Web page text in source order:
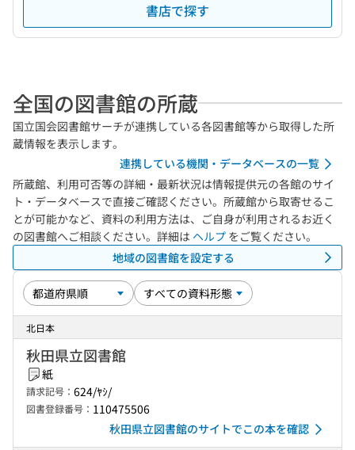
書店で探す
全国の図書館の所蔵
国立国会図書館サーチが連携している各図書館等から取得した所
蔵情報を表示します。
連携している機関・データベースの一覧
所蔵館、利用可否等の詳細・最新状況は情報提供元の各館のサイ
ト・データベースで直接ご確認ください。所蔵館から取寄せるこ
とが可能かなど、資料の利用方法は、ご自身が利用されるお近く
の図書館へご相談ください。詳細は ヘルプ をご覧ください。
地域の図書館を設定する
北日本
秋田県立図書館
紙
請求記号： 624/ﾔｼ/
図書登録番号： 110475506
秋田県立図書館のサイトでこの本を確認